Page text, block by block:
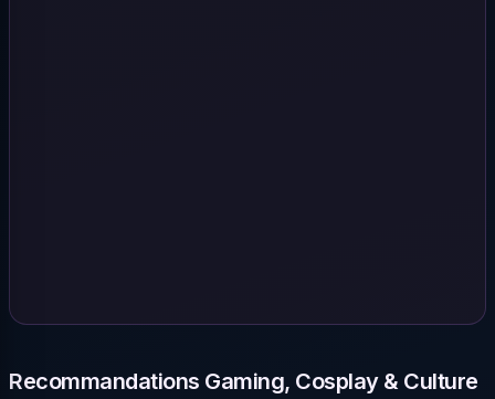
Recommandations Gaming, Cosplay & Culture